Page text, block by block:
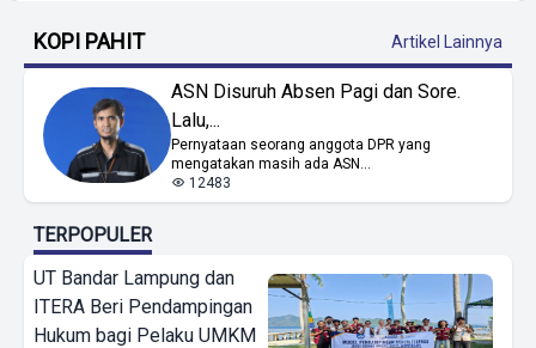
KOPI PAHIT Artikel Lainnya
ASN Disuruh Absen Pagi dan Sore.
Lalu,...
Pernyataan seorang anggota DPR yang
mengatakan masih ada ASN...
12483
TERPOPULER
UT Bandar Lampung dan
ITERA Beri Pendampingan
Hukum bagi Pelaku UMKM